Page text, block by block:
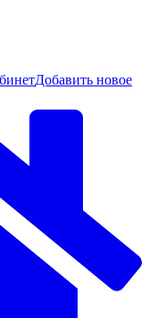
Добавить новое